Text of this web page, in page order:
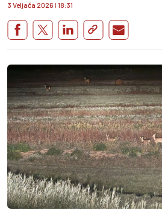
3 Veljača 2026 I 18:31